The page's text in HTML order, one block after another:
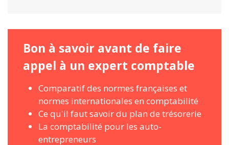
Bon à savoir avant de faire
appel à un expert comptable
Comparatif des normes françaises et
normes internationales en comptabilité
Ce qu'il faut savoir du plan de trésorerie
La comptabilité pour les auto-
entrepreneurs